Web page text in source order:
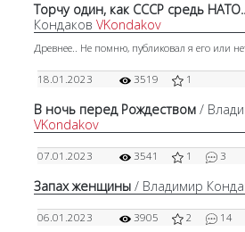
Торчу один, как СССР средь
Кондаков VKondakov
Древнее.. Не помню, публиковал я его или
18.01.2023 3519 1
В ночь перед Рождеством /
VKondakov
07.01.2023 3541 1 3
Запах женщины / Владимир
06.01.2023 3905 2 14